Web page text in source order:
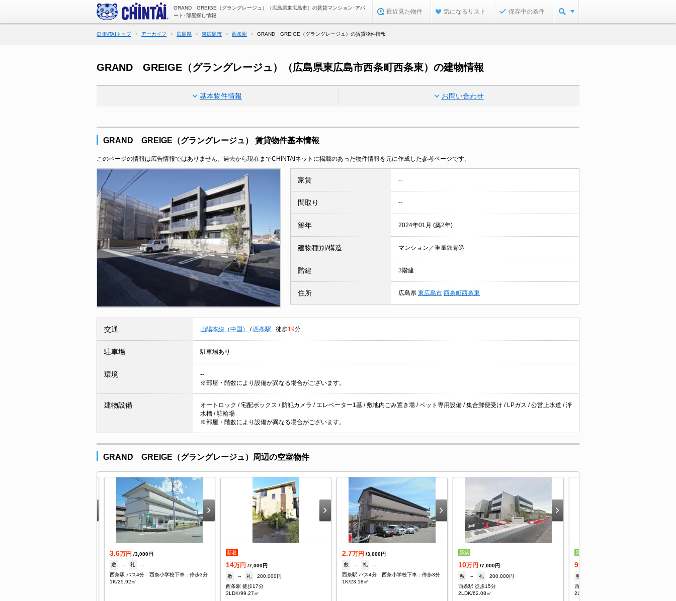
GRAND GREIGE（グラングレージュ）（広島県東広島市）の賃貸マンション･アパ
ート･部屋探し情報
最近見た物件 気になるリスト 保存中の条件
CHINTAIトップ アーカイブ 広島県 東広島市 西条駅 GRAND GREIGE（グラングレージュ）の賃貸物件情報
GRAND GREIGE（グラングレージュ）（広島県東広島市西条町西条東）の建物情報
基本物件情報 お問い合わせ
GRAND GREIGE（グラングレージュ） 賃貸物件基本情報
このページの情報は広告情報ではありません。過去から現在までCHINTAIネットに掲載のあった物件情報を元に作成した参考ページです。
家賃 --
間取り --
築年 2024年01月 (築2年)
建物種別/構造 マンション／重量鉄骨造
階建 3階建
住所 広島県 東広島市 西条町西条東
交通 山陽本線（中国） / 西条駅 徒歩19分
駐車場 駐車場あり
環境
--
※部屋・階数により設備が異なる場合がございます。
建物設備
オートロック / 宅配ボックス / 防犯カメラ / エレベーター1基 / 敷地内ごみ置き場 / ペット専用設備 / 集合郵便受け / LPガス / 公営上水道 / 浄
水槽 / 駐輪場
※部屋・階数により設備が異なる場合がございます。
GRAND GREIGE（グラングレージュ）周辺の空室物件
3.6万円 /3,000円
敷
-- 礼
--
西条駅 バス4分 西条小学校下車：停歩3分
1K/25.92㎡
新着
14万円 /7,000円
敷
-- 礼
200,000円
西条駅 徒歩17分
3LDK/99.27㎡
2.7万円 /3,000円
敷
-- 礼
--
西条駅 バス4分 西条小学校下車：停歩3分
1K/23.18㎡
新築
10万円 /7,000円
敷
-- 礼
200,000円
西条駅 徒歩15分
2LDK/62.08㎡
新築
9.4
敷
西条駅 徒歩15分
2LDK/62.2㎡